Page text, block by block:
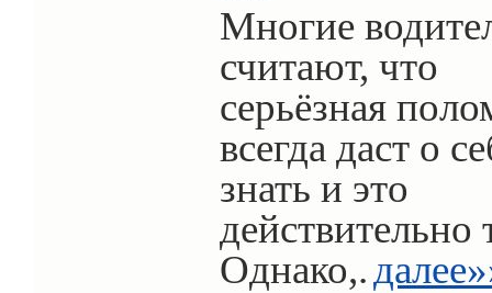
Многие
считают, что
серьёзная
всегда даст о
знать и это
действительно
Однако,.